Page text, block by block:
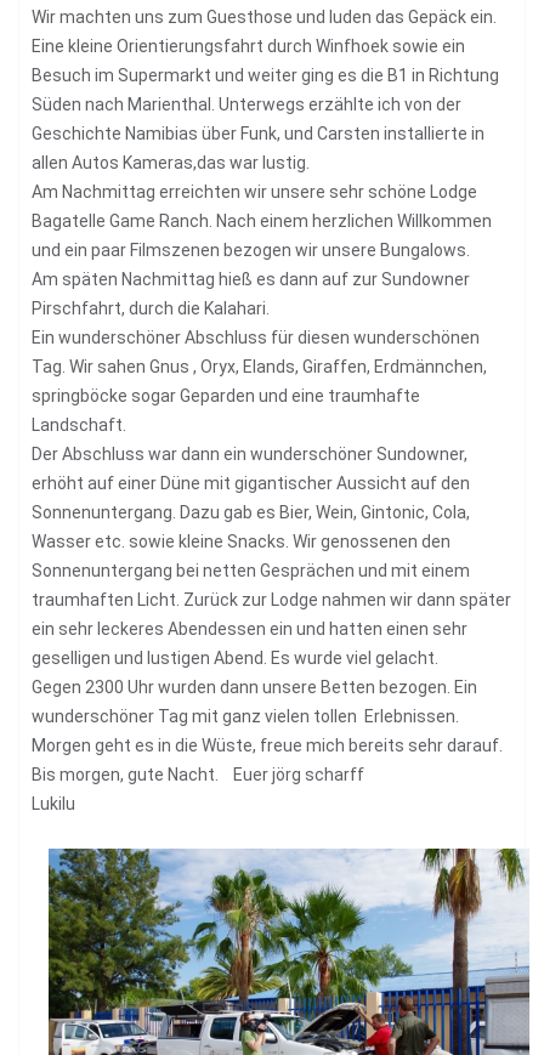
Wir machten uns zum Guesthose und luden das Gepäck ein.
Eine kleine Orientierungsfahrt durch Winfhoek sowie ein
Besuch im Supermarkt und weiter ging es die B1 in Richtung
Süden nach Marienthal. Unterwegs erzählte ich von der
Geschichte Namibias über Funk, und Carsten installierte in
allen Autos Kameras,das war lustig.
Am Nachmittag erreichten wir unsere sehr schöne Lodge
Bagatelle Game Ranch. Nach einem herzlichen Willkommen
und ein paar Filmszenen bezogen wir unsere Bungalows.
Am späten Nachmittag hieß es dann auf zur Sundowner
Pirschfahrt, durch die Kalahari.
Ein wunderschöner Abschluss für diesen wunderschönen
Tag. Wir sahen Gnus , Oryx, Elands, Giraffen, Erdmännchen,
springböcke sogar Geparden und eine traumhafte
Landschaft.
Der Abschluss war dann ein wunderschöner Sundowner,
erhöht auf einer Düne mit gigantischer Aussicht auf den
Sonnenuntergang. Dazu gab es Bier, Wein, Gintonic, Cola,
Wasser etc. sowie kleine Snacks. Wir genossenen den
Sonnenuntergang bei netten Gesprächen und mit einem
traumhaften Licht. Zurück zur Lodge nahmen wir dann später
ein sehr leckeres Abendessen ein und hatten einen sehr
geselligen und lustigen Abend. Es wurde viel gelacht.
Gegen 2300 Uhr wurden dann unsere Betten bezogen. Ein
wunderschöner Tag mit ganz vielen tollen Erlebnissen.
Morgen geht es in die Wüste, freue mich bereits sehr darauf.
Bis morgen, gute Nacht. Euer jörg scharff
Lukilu